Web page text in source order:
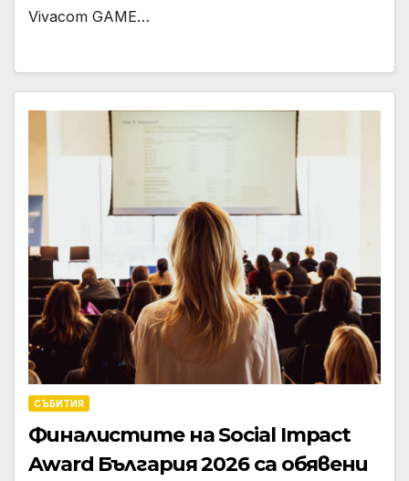
Vivacom GAME…
СЪБИТИЯ
Финалистите на Social Impact
Award България 2026 са обявени